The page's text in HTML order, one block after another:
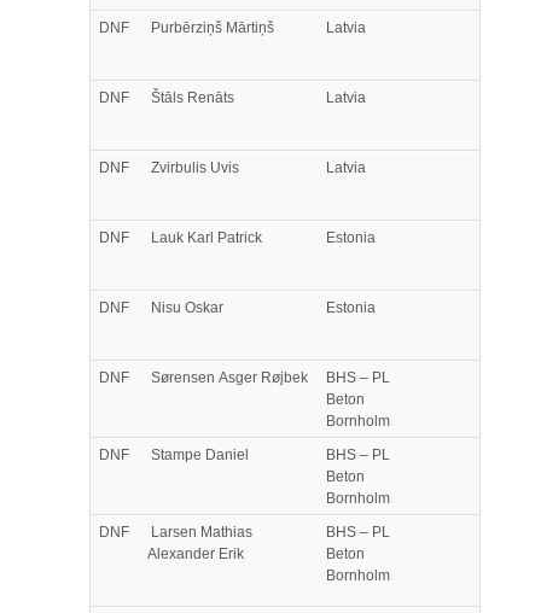
DNF Purbērziņš Mārtiņš Latvia
DNF Štāls Renāts Latvia
DNF Zvirbulis Uvis Latvia
DNF Lauk Karl Patrick Estonia
DNF Nisu Oskar Estonia
DNF Sørensen Asger Røjbek
BHS – PL
Beton
Bornholm
DNF
Stampe Daniel
BHS – PL
Beton
Bornholm
DNF
Larsen Mathias
Alexander Erik
BHS – PL
Beton
Bornholm